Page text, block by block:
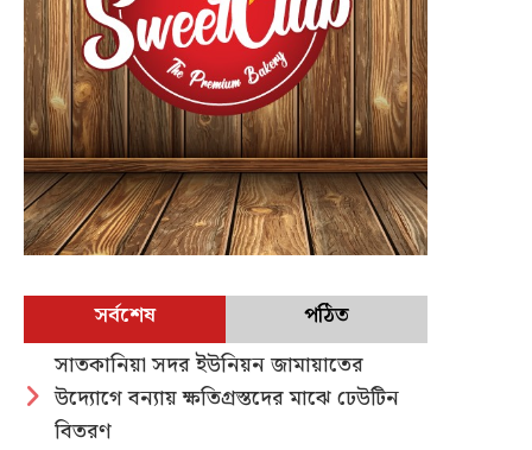
সর্বশেষ
পঠিত
সাতকানিয়া সদর ইউনিয়ন জামায়াতের
উদ্যোগে বন্যায় ক্ষতিগ্রস্তদের মাঝে ঢেউটিন
বিতরণ